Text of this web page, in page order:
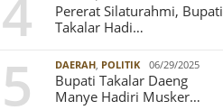
4
Pererat Silaturahmi, Bupati
Takalar Hadi…
5 DAERAH, POLITIK 06/29/2025
Bupati Takalar Daeng
Manye Hadiri Musker…